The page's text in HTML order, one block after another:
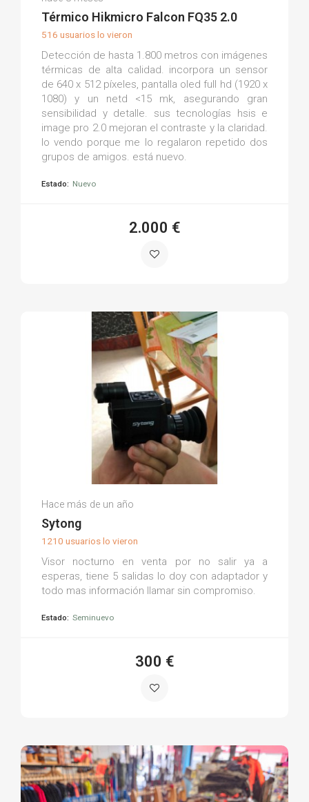
Térmico Hikmicro Falcon FQ35 2.0
516 usuarios lo vieron
Detección de hasta 1.800 metros con imágenes
térmicas de alta calidad. incorpora un sensor
de 640 x 512 píxeles, pantalla oled full hd (1920 x
1080) y un netd <15 mk, asegurando gran
sensibilidad y detalle. sus tecnologías hsis e
image pro 2.0 mejoran el contraste y la claridad.
lo vendo porque me lo regalaron repetido dos
grupos de amigos. está nuevo.
Estado: Nuevo
2.000 €
Francisco Jose M.
Hace más de un año
Sytong
1210 usuarios lo vieron
Visor nocturno en venta por no salir ya a
esperas, tiene 5 salidas lo doy con adaptador y
todo mas información llamar sin compromiso.
Estado: Seminuevo
300 €